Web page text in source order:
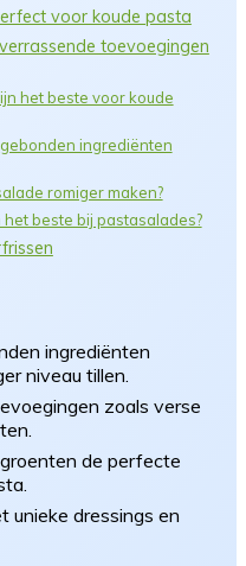
voor koude pasta
toevoegingen
het beste voor koude
ingrediënten
romiger maken?
beste bij pastasalades?
ingrediënten
niveau tillen.
zoals verse
de perfecte
unieke dressings en